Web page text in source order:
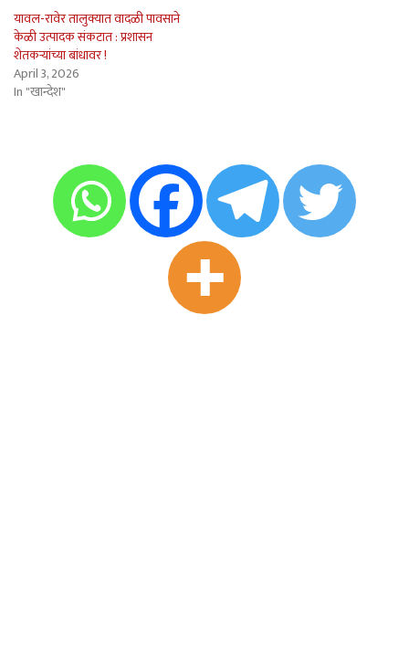
यावल-रावेर तालुक्यात वादळी पावसाने
केळी उत्पादक संकटात : प्रशासन
शेतकर्‍यांच्या बांधावर !
April 3, 2026
In "खान्देश"